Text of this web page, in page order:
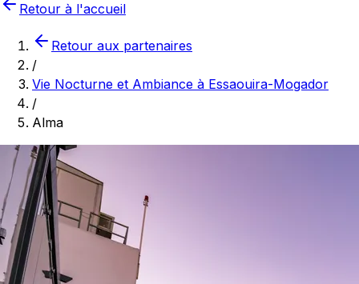
Retour à l'accueil
Retour aux partenaires
/
Vie Nocturne et Ambiance à Essaouira-Mogador
/
Alma